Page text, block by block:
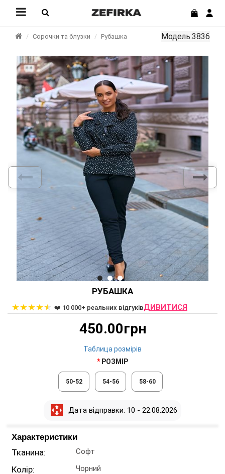
Сорочки та блузки Рубашка Модель:3836
РУБАШКА
★★★★★ ❤️ 10 000+ реальних відгуківДИВИТИСЯ
450.00грн
Таблица розмірів
РОЗМІР
50-52 54-56 58-60
Дата відправки: 10 - 22.08.2026
Характеристики
Тканина: Софт
Колір: Чорний